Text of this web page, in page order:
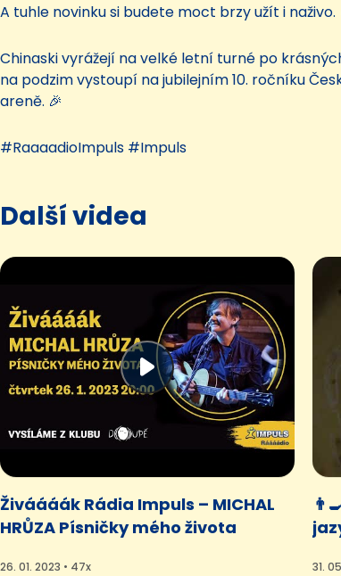
A tuhle novinku si budete moct brzy užít i naživo.
Chinaski vyrážejí na velké letní turné po
na podzim vystoupí na jubilejním 10. ročníku
areně. 🎉
#RaaaadioImpuls #Impuls
Další videa
Živáááák Rádia Impuls – MICHAL
HRŮZA Písničky mého života
26. 01. 2023 • 47x 31.